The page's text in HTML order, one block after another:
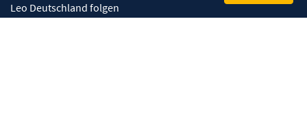
Leo Deutschland folgen